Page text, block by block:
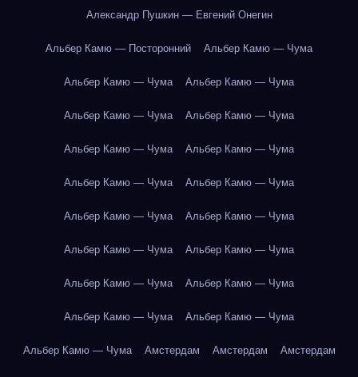
Александр Пушкин — Евгений Онегин
Альбер Камю — Посторонний Альбер Камю — Чума
Альбер Камю — Чума Альбер Камю — Чума
Альбер Камю — Чума Альбер Камю — Чума
Альбер Камю — Чума Альбер Камю — Чума
Альбер Камю — Чума Альбер Камю — Чума
Альбер Камю — Чума Альбер Камю — Чума
Альбер Камю — Чума Альбер Камю — Чума
Альбер Камю — Чума Альбер Камю — Чума
Альбер Камю — Чума Альбер Камю — Чума
Альбер Камю — Чума Амстердам Амстердам Амстердам